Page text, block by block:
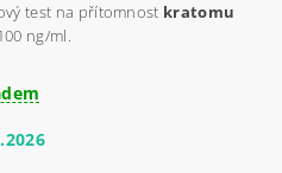
test na přítomnost kratomu
ng/ml.